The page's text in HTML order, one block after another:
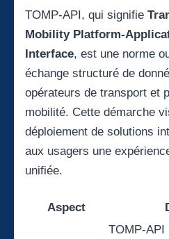
TOMP-API, qui signifie
Mobility Platform-
Interface, est une norme
échange structuré de
opérateurs de transport et
mobilité. Cette démarche
déploiement de solutions
aux usagers une
unifiée.
Aspect
TOMP-API